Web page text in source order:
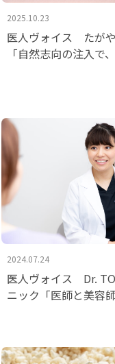
医人ヴォイス たが
「自然志向の注入で
2025.10.23
医人ヴォイス Dr.
ニック「医師と美容
2024.07.24